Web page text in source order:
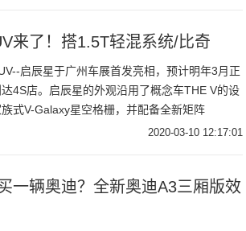
来了！搭1.5T轻混系统/比奇
启辰星于广州车展首发亮相，预计明年3月正
4S店。启辰星的外观沿用了概念车THE V的设
式V-Galaxy星空格栅，并配备全新矩阵
2020-03-10 12:17:01
一辆奥迪？全新奥迪A3三厢版效